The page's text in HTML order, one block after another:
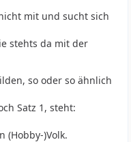
mit und sucht sich
stehts da mit der
so oder so ähnlich
Satz 1, steht:
(Hobby-)Volk.